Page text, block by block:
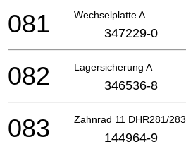
Wechselplatte A
081 347229-0
Lagersicherung A
082 346536-8
Zahnrad 11 DHR281/283
083 144964-9